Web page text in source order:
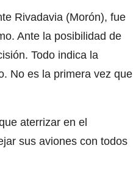
Rivadavia (Morón), fue
Ante la posibilidad de
Todo indica la
No es la primera vez que
aterrizar en el
sus aviones con todos